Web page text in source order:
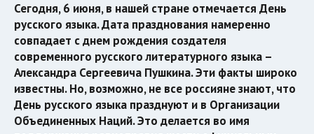
Сегодня, 6 июня, в нашей стране отмечается День
русского языка. Дата празднования намеренно
совпадает с днем рождения создателя
современного русского литературного языка –
Александра Сергеевича Пушкина. Эти факты широко
известны. Но, возможно, не все россияне знают, что
День русского языка празднуют и в Организации
Объединенных Наций. Это делается во имя